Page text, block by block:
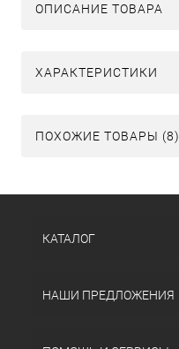
ОПИСАНИЕ ТОВАРА
ХАРАКТЕРИСТИКИ
ПОХОЖИЕ ТОВАРЫ (8)
КАТАЛОГ
НАШИ ПРЕДЛОЖЕНИЯ